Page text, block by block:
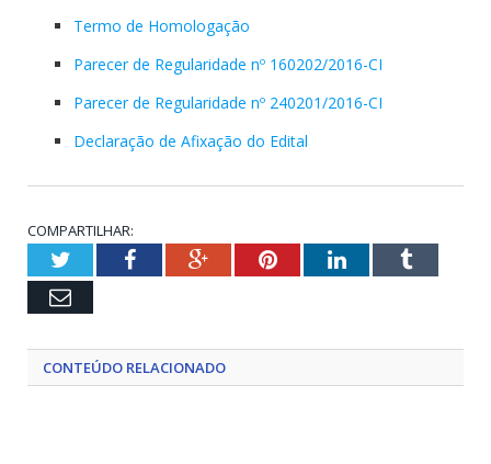
Termo de Homologação
Parecer de Regularidade nº 160202/2016-CI
Parecer de Regularidade nº 240201/2016-CI
Declaração de Afixação do Edital
COMPARTILHAR:
TwitterFacebookGoogle+PinterestLinkedInTumblr
Email
CONTEÚDO RELACIONADO